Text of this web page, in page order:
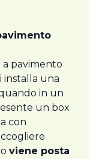
a pavimento
installa una
in un
un box
con
viene posta